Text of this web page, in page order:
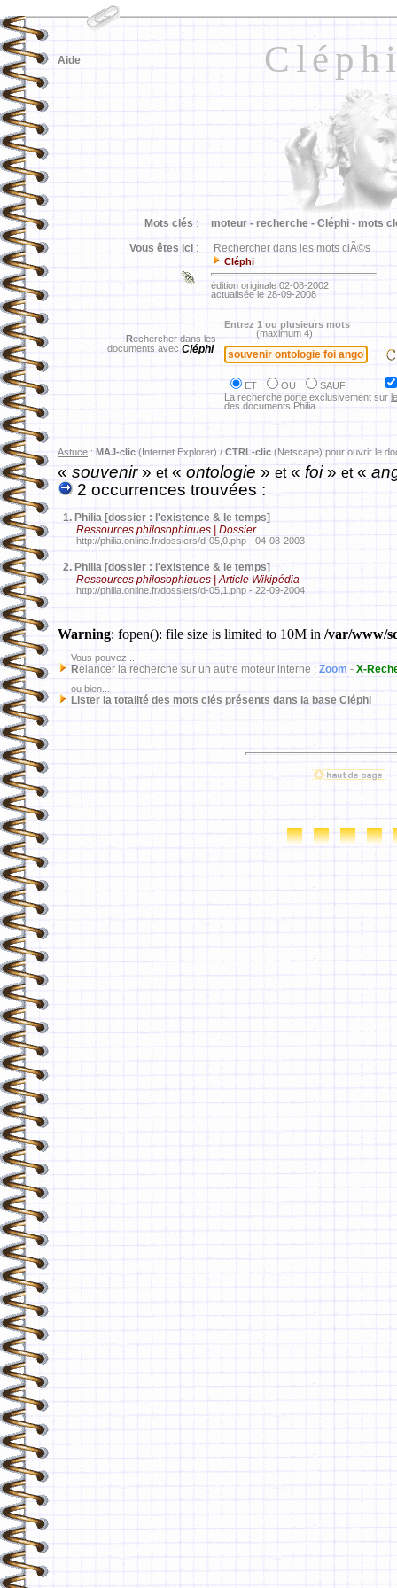
Aide
Mots clés : moteur - recherche - Cléphi - mots
Vous êtes ici : Rechercher dans les mots clÃ©s
Cléphi
édition originale 02-08-2002
actualisée le 28-09-2008
Rechercher dans les
documents avec Cléphi
Entrez 1 ou plusieurs mots
(maximum 4)
ET OU
SAUF
La recherche porte exclusivement sur
des documents Philia.
Astuce : MAJ-clic (Internet Explorer) / CTRL-clic (Netscape) pour ouvrir le
«souvenir» et« ontologie » et« foi» et«
2 occurrences trouvées :
1. Philia [dossier : l'existence & le temps]
Ressources philosophiques | Dossier
http://philia.online.fr/dossiers/d-05,0.php - 04-08-2003
2. Philia [dossier : l'existence & le temps]
Ressources philosophiques | Article Wikipédia
http://philia.online.fr/dossiers/d-05,1.php - 22-09-2004
Warning: fopen(): file size is limited to 10M in /var/www/
Vous pouvez...
Relancer la recherche sur un autre moteur interne : Zoom - X-
ou bien...
Lister la totalité des mots clés présents dans la base Cléphi